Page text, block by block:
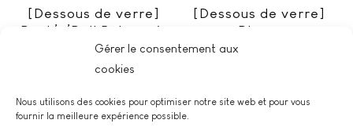
Gérer le consentement aux
cookies
Nous utilisons des cookies pour optimiser notre site web et pour vous
fournir la meilleure expérience possible.
[Dessous de verre]
Rock’n’Roll Baby noir
3,00€
[Dessous de verre]
Phare